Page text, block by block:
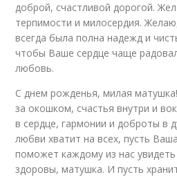
доброй, счастливой дорогой.
терпимости и милосердия.
всегда была полна надежд и
чтобы Ваше сердце чаще
любовь.
С днем рожденья, милая
за окошком, счастья внутри и
в сердце, гармонии и доброты в
любви хватит на всех, пусть
поможет каждому из нас
здоровы, матушка. И пусть